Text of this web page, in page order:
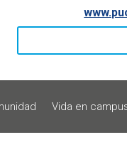
Vida en